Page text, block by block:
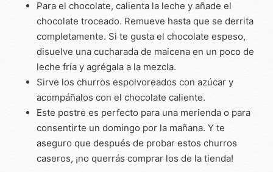
Para el chocolate, calienta la leche y añade el
chocolate troceado. Remueve hasta que se derrita
completamente. Si te gusta el chocolate espeso,
disuelve una cucharada de maicena en un poco de
leche fría y agrégala a la mezcla.
Sirve los churros espolvoreados con azúcar y
acompáñalos con el chocolate caliente.
Este postre es perfecto para una merienda o para
consentirte un domingo por la mañana. Y te
aseguro que después de probar estos churros
caseros, ¡no querrás comprar los de la tienda!